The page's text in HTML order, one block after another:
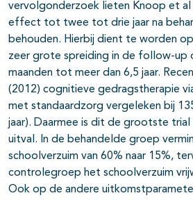
vervolgonderzoek lieten Knoop et al
effect tot twee tot drie jaar na
behouden. Hierbij dient te worden
zeer grote spreiding in de follow-up
maanden tot meer dan 6,5 jaar.
(2012) cognitieve gedragstherapie
met standaardzorg vergeleken bij
jaar). Daarmee is dit de grootste
uitval. In de behandelde groep
schoolverzuim van 60% naar 15%,
controlegroep het schoolverzuim
Ook op de andere